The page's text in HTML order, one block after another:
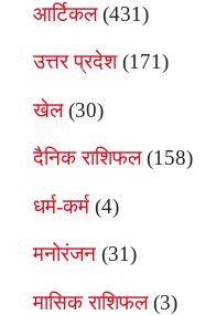
आर्टिकल(431)
उत्तर प्रदेश(171)
खेल(30)
दैनिक राशिफल(158)
धर्म-कर्म (4)
मनोरंजन (31)
मासिक राशिफल(3)